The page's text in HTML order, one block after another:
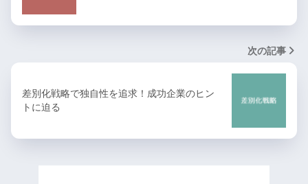
次の記事
差別化戦略で独自性を追求！成功企業のヒン
トに迫る